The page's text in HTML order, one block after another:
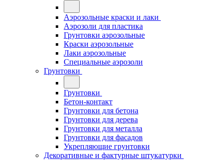
Аэрозольные краски и лаки
Аэрозоли для пластика
Грунтовки аэрозольные
Краски аэрозольные
Лаки аэрозольные
Специальные аэрозоли
Грунтовки
Грунтовки
Бетон-контакт
Грунтовки для бетона
Грунтовки для дерева
Грунтовки для металла
Грунтовки для фасадов
Укрепляющие грунтовки
Декоративные и фактурные штукатурки